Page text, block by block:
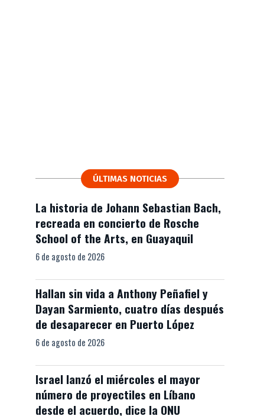
ÚLTIMAS NOTICIAS
La historia de Johann Sebastian Bach,
recreada en concierto de Rosche
School of the Arts, en Guayaquil
6 de agosto de 2026
Hallan sin vida a Anthony Peñafiel y
Dayan Sarmiento, cuatro días después
de desaparecer en Puerto López
6 de agosto de 2026
Israel lanzó el miércoles el mayor
número de proyectiles en Líbano
desde el acuerdo, dice la ONU